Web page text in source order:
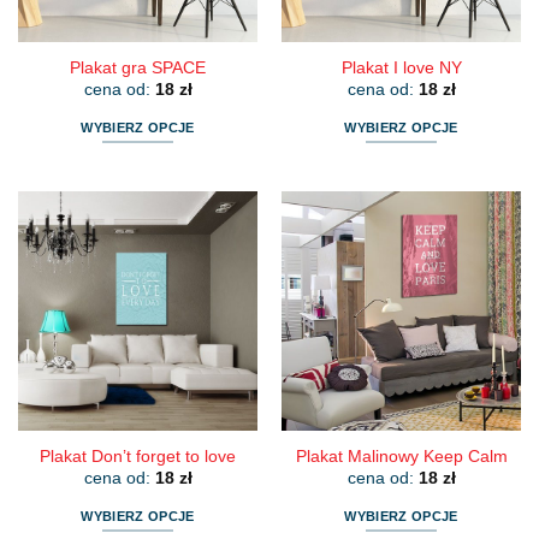
Plakat gra SPACE
cena od: 18 zł
WYBIERZ OPCJE
wiele
wariantów.
Opcje
można
wybrać
na
stronie
produktu
Plakat I love NY
cena od: 18 zł
WYBIERZ OPCJE
wiele
wariantów.
Opcje
można
wybrać
na
stronie
produktu
Plakat Don’t forget to love
cena od: 18 zł
WYBIERZ OPCJE
Plakat Malinowy Keep Calm
cena od: 18 zł
WYBIERZ OPCJE